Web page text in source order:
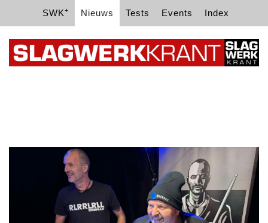
SWK+ Nieuws Tests Events Index